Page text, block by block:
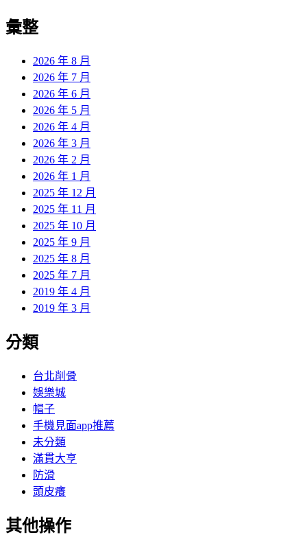
彙整
2026 年 8 月
2026 年 7 月
2026 年 6 月
2026 年 5 月
2026 年 4 月
2026 年 3 月
2026 年 2 月
2026 年 1 月
2025 年 12 月
2025 年 11 月
2025 年 10 月
2025 年 9 月
2025 年 8 月
2025 年 7 月
2019 年 4 月
2019 年 3 月
分類
台北削骨
娛樂城
帽子
手機見面app推薦
未分類
滿貫大亨
防滑
頭皮癢
其他操作